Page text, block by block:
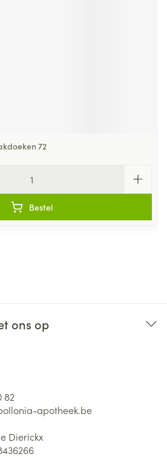
72
Bestel
ons op
82
apotheek.be
Dierickx